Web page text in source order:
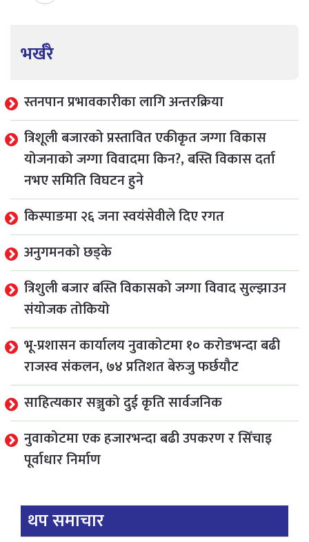
भर्खरै
स्तनपान प्रभावकारीका लागि अन्तरक्रिया
त्रिशूली बजारको प्रस्तावित एकीकृत जग्गा विकास
योजनाको जग्गा विवादमा किन?, बस्ति विकास दर्ता
नभए समिति विघटन हुने
किस्पाङमा २६ जना स्वयंसेवीले दिए रगत
अनुगमनको छड्के
त्रिशुली बजार बस्ति विकासको जग्गा विवाद सुल्झाउन
संयोजक तोकियो
भू-प्रशासन कार्यालय नुवाकोटमा १० करोडभन्दा बढी
राजस्व संकलन, ७४ प्रतिशत बेरुजु फर्छयौट
साहित्यकार सञ्जुको दुई कृति सार्वजनिक
नुवाकोटमा एक हजारभन्दा बढी उपकरण र सिँचाइ
पूर्वाधार निर्माण
थप समाचार